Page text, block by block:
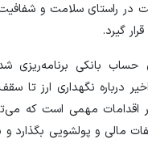
در راستای سلامت و
گیرد.
اقدامات مهمی است که
مالی و پولشویی بگذارد